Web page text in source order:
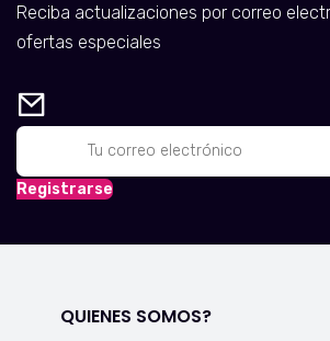
Reciba actualizaciones por correo
ofertas especiales
Registrarse
QUIENES SOMOS?